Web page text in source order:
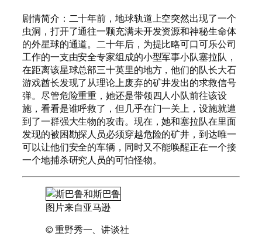
剧情简介：二十年前，地球轨道上空突然出现了一个
虫洞，打开了通往一颗充满未开发资源和神秘生命体
的外星球的通道。二十年后，为提比略可口可乐公司
工作的一支由安全专家组成的小型军事小队塞拉队，
在距离该星球总部三十英里的地方，他们的队长大石
游戏酋长发现了从理论上废弃的矿井发出的求救信号
弹。尽管危险重重，她还是带领四人小队前往该设
施，看看是谁呼救了，但几乎在门一关上，设施就遭
到了一群强大生物的攻击。现在，她和塞拉队在里面
发现的被困勘探人员必须穿越危险的矿井，到达唯一
可以让他们安全的车辆，同时又不能唤醒正在一个接
一个地捕杀研究人员的可怕怪物。
图片来自亚马逊
© 重野秀一、讲谈社